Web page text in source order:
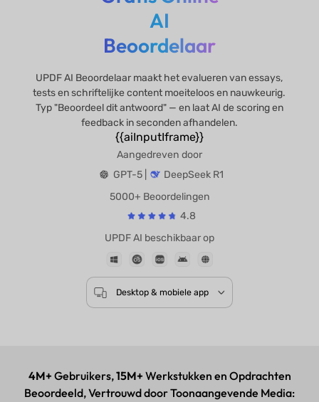
AI
Beoordelaar
UPDF AI Beoordelaar maakt het evalueren van essays,
tests en schriftelijke content moeiteloos en nauwkeurig.
Typ "Beoordeel dit antwoord" — en laat AI de scoring en
feedback in seconden afhandelen.
{{aiInputIframe}}
Aangedreven door
GPT-5 |
DeepSeek R1
UPDF AI beschikbaar op
4M+ Gebruikers,15M+ Werkstukken en Opdrachten
Beoordeeld, Vertrouwd door Toonaangevende Media: